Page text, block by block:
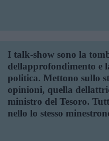
I talk-show sono la
dellapprofondimento e
politica. Mettono sullo
opinioni, quella
ministro del Tesoro.
nello lo stesso